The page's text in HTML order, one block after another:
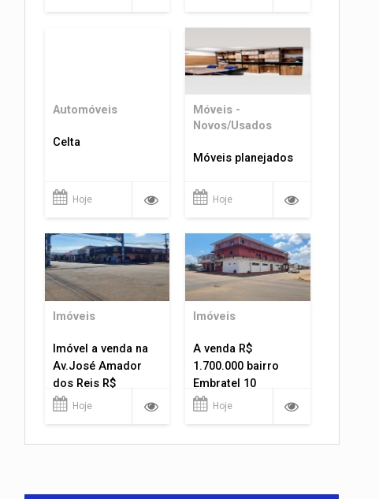
Automóveis
Celta
Hoje
Móveis -
Novos/Usados
Móveis planejados
Hoje
Imóveis
Imóvel a venda na
Av.José Amador
dos Reis R$
1.400.000
Hoje
Imóveis
A venda R$
1.700.000 bairro
Embratel 10
apartamentos!
Hoje